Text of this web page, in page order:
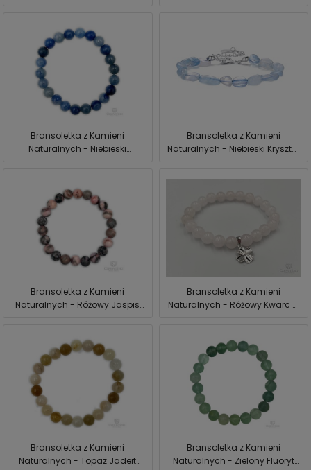
Bransoletka z Kamieni
Naturalnych - Niebieski
Bransoletka z Kamieni
Naturalnych - Niebieski Kryształ
Bransoletka z Kamieni
Naturalnych - Różowy Jaspis
Bransoletka z Kamieni
Naturalnych - Różowy Kwarc +
Bransoletka z Kamieni
Naturalnych - Topaz Jadeit
Bransoletka z Kamieni
Naturalnych - Zielony Fluoryt